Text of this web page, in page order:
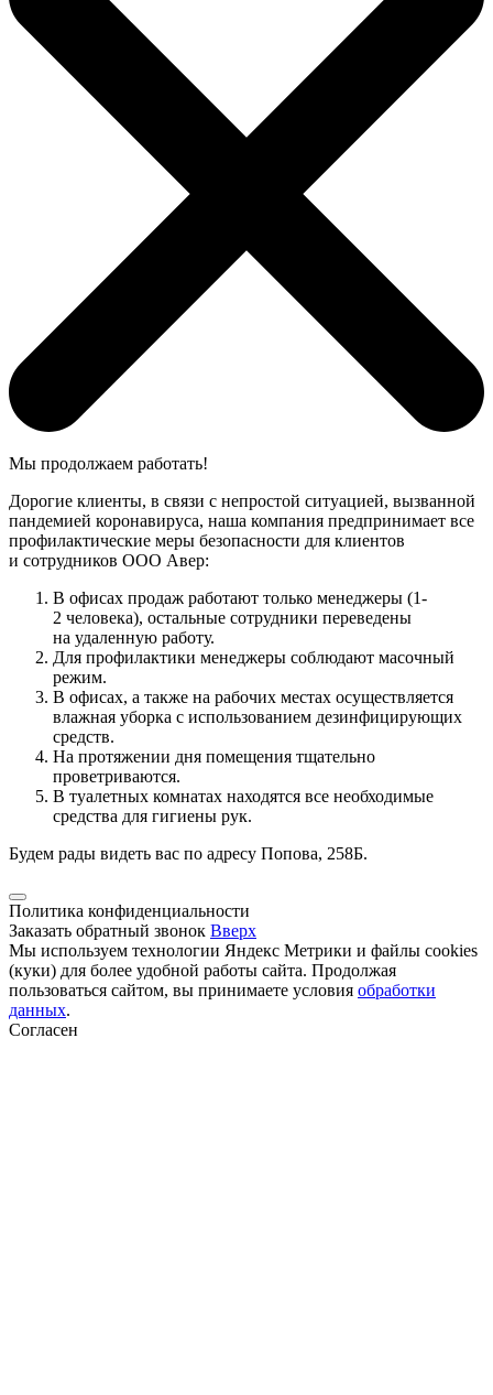
Мы продолжаем работать!
Дорогие клиенты, в связи с непростой ситуацией, вызванной
пандемией коронавируса, наша компания предпринимает все
профилактические меры безопасности для клиентов
и сотрудников ООО Авер:
В офисах продаж работают только менеджеры (1-
2 человека), остальные сотрудники переведены
на удаленную работу.
Для профилактики менеджеры соблюдают масочный
режим.
В офисах, а также на рабочих местах осуществляется
влажная уборка с использованием дезинфицирующих
средств.
На протяжении дня помещения тщательно
проветриваются.
В туалетных комнатах находятся все необходимые
средства для гигиены рук.
Будем рады видеть вас по адресу Попова, 258Б.
Политика конфиденциальности
Заказать обратный звонок Вверх
Мы используем технологии Яндекс Метрики и файлы cookies
(куки) для более удобной работы сайта. Продолжая
пользоваться сайтом, вы принимаете условия обработки
данных.
Согласен